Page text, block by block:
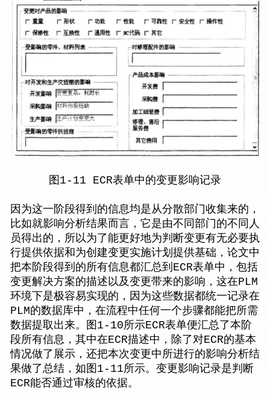
图1-11 ECR表单中的变更影响记录
因为这一阶段得到的信息均是从分散部门收集来的，
比如就影响分析结果而言，它是由不同部门的不同人
员得出的，所以为了能更好地为判断变更有无必要执
行提供依据和为创建变更实施计划提供基础，论文中
把本阶段得到的所有信息都汇总到ECR表单中，包括
变更解决方案的描述以及变更带来的影响，这在PLM
环境下是极容易实现的，因为这些数据都统一记录在
PLM的数据库中，在流程中任何一个步骤都能把所需
数据提取出来。图1-10所示ECR表单便汇总了本阶
段所有信息，其中在ECR描述中，除了对ECR的基本
情况做了展示，还把本次变更中所进行的影响分析结
果做了总结，如图1-11所示。变更影响记录是判断
ECR能否通过审核的依据。